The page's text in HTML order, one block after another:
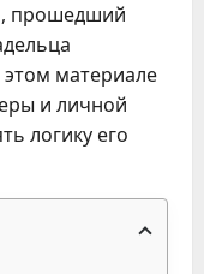
прошедший
материале
и личной
логику его